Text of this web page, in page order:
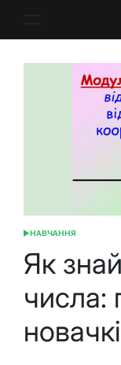
ОПУБЛІКУВАТИ
НАВЧАННЯ
Як
числа: